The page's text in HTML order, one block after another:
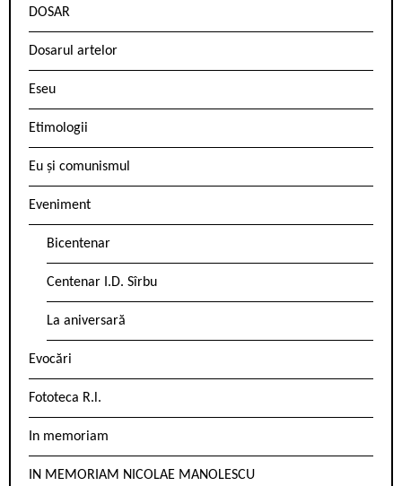
DOSAR
Dosarul artelor
Eseu
Etimologii
Eu și comunismul
Eveniment
Bicentenar
Centenar I.D. Sîrbu
La aniversară
Evocări
Fototeca R.l.
In memoriam
IN MEMORIAM NICOLAE MANOLESCU